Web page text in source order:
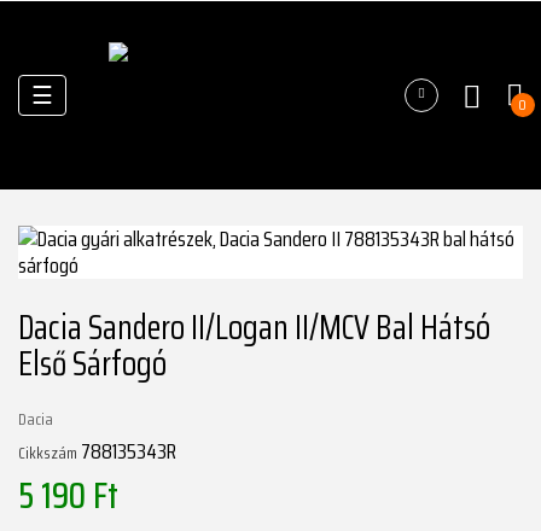
Váltás
a
☰ 0
Dacia Sandero II/Logan II/MCV Bal Hátsó
Első Sárfogó
Dacia
Cikkszám 788135343R
5 190 Ft